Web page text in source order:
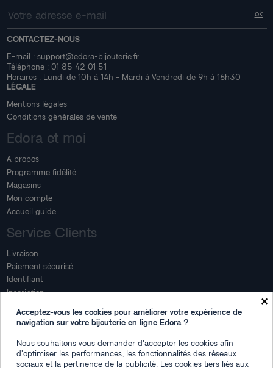
CONTACTEZ-NOUS
E-mail : support@edora-bijouterie.fr
Téléphone : 01 85 42 01 51
Horaires : Lundi de 10h à 14h - Mardi à Vendredi de 9h à 16h30
LÉGALE
Mentions légales
Conditions générales de vente
Edora et moi
A propos
Programme fidélité
Magasins
Mon compte
Accueil guide
Service Clients
Livraison
Paiement sécurisé
Identifiant
Inscription
Mon espace
Suivi de commande
Connexion
×
Acceptez-vous les cookies pour améliorer votre expérience de
navigation sur votre bijouterie en ligne Edora ?
Nous souhaitons vous demander d'accepter les cookies afin
d'optimiser les performances, les fonctionnalités des réseaux
sociaux et la pertinence de la publicité. Les cookies tiers liés aux